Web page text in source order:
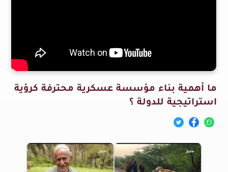
ما أهمية بناء مؤسسة عسكرية محترفة كرؤية
استراتيجية للدولة ؟